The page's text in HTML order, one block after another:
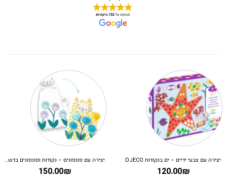
יצירה עם צבעי ידיים – ים בנקודות DJECO
120.00₪
יצירה עם פונפונים – נקודות ופונפונים בדשא DJECO
150.00₪